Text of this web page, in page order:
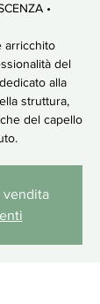
•
arricchito
del
alla
struttura,
del capello
vendita